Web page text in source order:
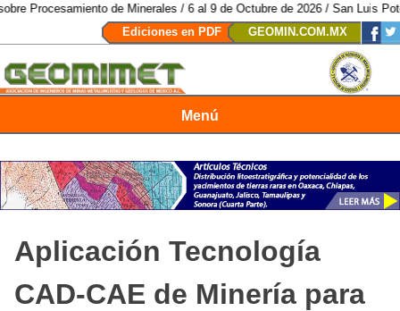
de Minerales / 6 al 9 de Octubre de 2026 / San Luis Potosí, SLP / /
Ediciones en PDF
GEOMIN.COM.MX
Menú
Aplicación Tecnología
CAD-CAE de Minería para